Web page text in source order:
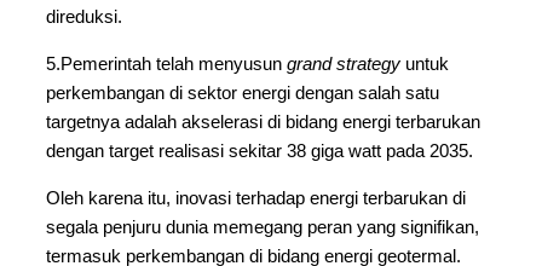
direduksi.
5.Pemerintah telah menyusun grand strategy untuk
perkembangan di sektor energi dengan salah satu
targetnya adalah akselerasi di bidang energi terbarukan
dengan target realisasi sekitar 38 giga watt pada 2035.
Oleh karena itu, inovasi terhadap energi terbarukan di
segala penjuru dunia memegang peran yang signifikan,
termasuk perkembangan di bidang energi geotermal.